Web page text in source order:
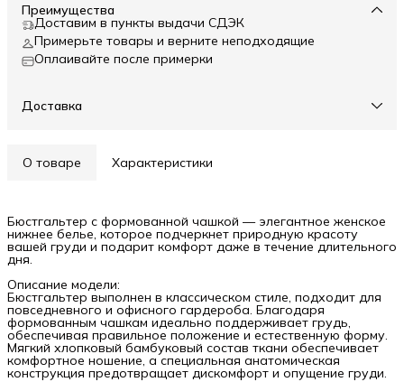
Преимущества
Доставим в пункты выдачи СДЭК
Примерьте товары и верните неподходящие
Оплаивайте после примерки
Доставка
О товаре Характеристики
Бюстгальтер с формованной чашкой — элегантное женское
нижнее белье, которое подчеркнет природную красоту
вашей груди и подарит комфорт даже в течение длительного
дня.
Описание модели:
Бюстгальтер выполнен в классическом стиле, подходит для
повседневного и офисного гардероба. Благодаря
формованным чашкам идеально поддерживает грудь,
обеспечивая правильное положение и естественную форму.
Мягкий хлопковый бамбуковый состав ткани обеспечивает
комфортное ношение, а специальная анатомическая
конструкция предотвращает дискомфорт и опущение груди.